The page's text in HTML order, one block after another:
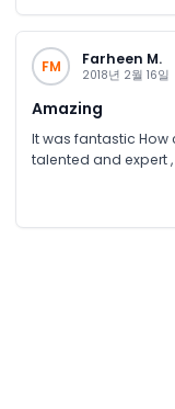
rate as 5 star.
FM
Farheen M.
2018년 2월 16일
Amazing
It was fantastic How can that be so good? Pilot was extremely